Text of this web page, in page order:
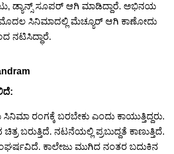
ಡ್ಯಾನ್ಸ್ ಸೂಪರ್ ಆಗಿ ಮಾಡಿದ್ದಾರೆ. ಅಭಿನಯ
ಸಿನಿಮಾದಲ್ಲಿ ಮೆಚ್ಯೂರ್ ಆಗಿ ಕಾಣೋದು
ನಟಿಸಿದ್ಧಾರೆ.
ರಂಗಕ್ಕೆ ಬರಬೇಕು ಎಂದು ಕಾಯುತ್ತಿದ್ದರು.
ಬರುತ್ತಿದೆ. ನಟನೆಯಲ್ಲಿ ಪ್ರಬುದ್ದತೆ ಕಾಣುತ್ತಿದೆ.
ಕಾಲೇಜು ಮುಗಿದ ನಂತರ ಬದುಕಿನ